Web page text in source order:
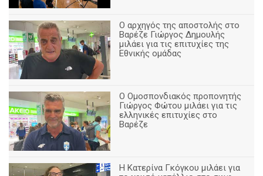
Ο αρχηγός της αποστολής στο
Βαρέζε Γιώργος Δημουλής
μιλάει για τις επιτυχίες της
Εθνικής ομάδας
Ο Ομοσπονδιακός προπονητής
Γιώργος Φώτου μιλάει για τις
ελληνικές επιτυχίες στο
Βαρέζε
Η Κατερίνα Γκόγκου μιλάει για